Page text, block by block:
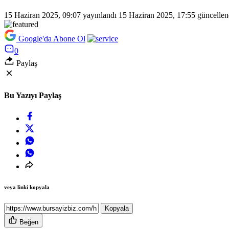
15 Haziran 2025, 09:07 yayınlandı 15 Haziran 2025, 17:55
Google'da Abone Ol
0
Paylaş
Bu Yazıyı Paylaş
veya linki kopyala
Kopyala
Beğen